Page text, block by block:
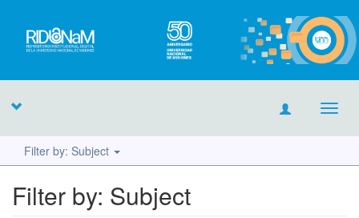
Filter by: Subject
Filter by: Subject